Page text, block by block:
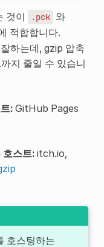
것이 .pck 와
적합합니다.
하는데, gzip 압축
지 줄일 수 있습니
:GitHub Pages
스트:itch.io,
호스팅하는